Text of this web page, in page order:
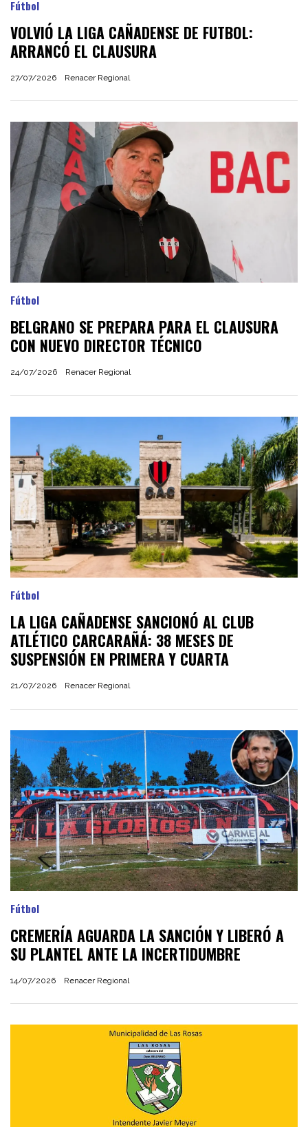
VOLVIÓ LA LIGA CAÑADENSE DE FUTBOL:
ARRANCÓ EL CLAUSURA
Renacer Regional
Fútbol
27/07/2026
BELGRANO SE PREPARA PARA EL CLAUSURA
CON NUEVO DIRECTOR TÉCNICO
Renacer Regional
Fútbol
24/07/2026
LA LIGA CAÑADENSE SANCIONÓ AL CLUB
ATLÉTICO CARCARAÑÁ: 38 MESES DE
SUSPENSIÓN EN PRIMERA Y CUARTA
Renacer Regional
Fútbol
21/07/2026
CREMERÍA AGUARDA LA SANCIÓN Y LIBERÓ A
SU PLANTEL ANTE LA INCERTIDUMBRE
Renacer Regional
Fútbol
14/07/2026